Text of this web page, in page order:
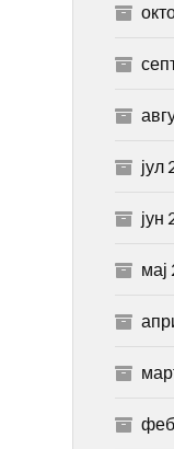
јул
јун
мај